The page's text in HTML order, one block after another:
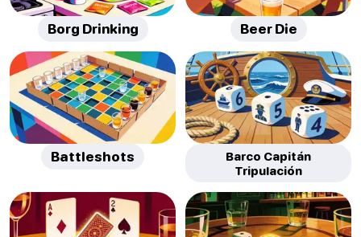
Borg Drinking Beer Die
Battleshots
Barco Capitán
Tripulación